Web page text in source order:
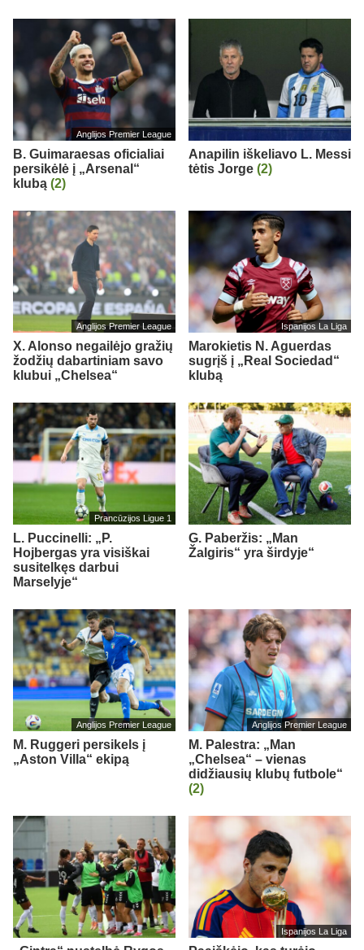
Anglijos Premier League
B. Guimaraesas oficialiai
persikėlė į „Arsenal“
klubą (2)
Anapilin iškeliavo L. Messi
tėtis Jorge (2)
Anglijos Premier League
X. Alonso negailėjo gražių
žodžių dabartiniam savo
klubui „Chelsea“
Ispanijos La Liga
Marokietis N. Aguerdas
sugrįš į „Real Sociedad“
klubą
Prancūzijos Ligue 1
L. Puccinelli: „P.
Hojbergas yra visiškai
susitelkęs darbui
Marselyje“
G. Paberžis: „Man
Žalgiris“ yra širdyje“
Anglijos Premier League
M. Ruggeri persikels į
„Aston Villa“ ekipą
Anglijos Premier League
M. Palestra: „Man
„Chelsea“ – vienas
didžiausių klubų futbole“
(2)
Ispanijos La Liga